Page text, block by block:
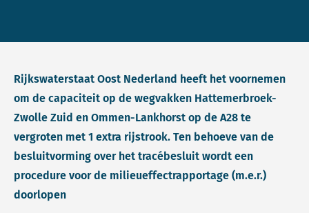
Rijkswaterstaat Oost Nederland heeft het voornemen
om de capaciteit op de wegvakken Hattemerbroek-
Zwolle Zuid en Ommen-Lankhorst op de A28 te
vergroten met 1 extra rijstrook. Ten behoeve van de
besluitvorming over het tracébesluit wordt een
procedure voor de milieueffectrapportage (m.e.r.)
doorlopen